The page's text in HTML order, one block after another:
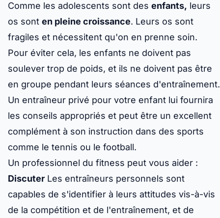
Comme les adolescents sont des enfants, leurs
os sont en pleine croissance. Leurs os sont
fragiles et nécessitent qu'on en prenne soin.
Pour éviter cela, les enfants ne doivent pas
soulever trop de poids, et ils ne doivent pas être
en groupe pendant leurs séances d'entraînement.
Un entraîneur privé pour votre enfant lui fournira
les conseils appropriés et peut être un excellent
complément à son instruction dans des sports
comme le tennis ou le football.
Un professionnel du fitness peut vous aider :
Discuter Les entraîneurs personnels sont
capables de s'identifier à leurs attitudes vis-à-vis
de la compétition et de l'entraînement, et de